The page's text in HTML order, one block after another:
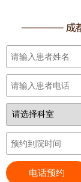
电话预约